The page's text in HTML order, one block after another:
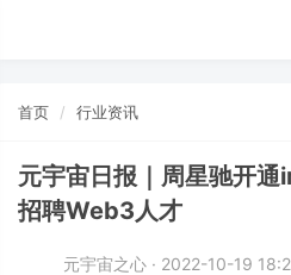
首页 行业资讯
元宇宙日报｜周星驰开
招聘Web3人才
元宇宙之心 · 2022-10-19